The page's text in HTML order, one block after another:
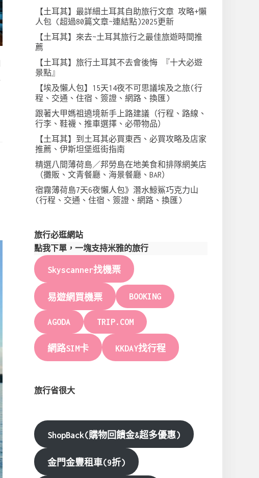
【土耳其】最詳細土耳其自助旅行文章 攻略+懶
人包 (超過80篇文章~連結點)2025更新
【土耳其】來去~土耳其旅行之最佳旅遊時間推
薦
【土耳其】旅行土耳其不去會後悔 『十大必遊
景點』
【埃及懶人包】15天14夜不可思議埃及之旅(行
程、交通、住宿、簽證、網路、換匯)
跟著大甲媽祖遶境新手上路建議（行程、路線、
行李、鞋襪、推車選擇、必帶物品）
【土耳其】到土耳其必買東西、必買攻略及店家
推薦、伊斯坦堡逛街指南
精選八間薄荷島／邦勞島在地美食和排隊網美店
（攤販、文青餐廳、海景餐廳、BAR）
宿霧薄荷島7天6夜懶人包》潛水鯨鯊巧克力山
(行程、交通、住宿、簽證、網路、換匯)
旅行必逛網站
點我下單，一塊支持米雅的旅行
Skyscanner找機票
易遊網買機票 BOOKING
AGODA TRIP.COM
網路SIM卡 KKDAY找行程
旅行省很大
ShopBack(購物回饋金&超多優惠)
金門金豐租車(9折)